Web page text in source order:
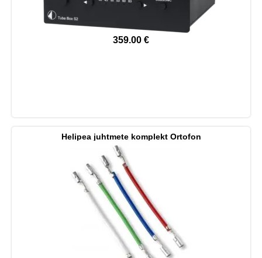
359.00 €
Helipea juhtmete komplekt Ortofon